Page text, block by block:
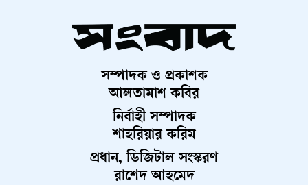
সম্পাদক ও প্রকাশক
আলতামাশ কবির
নির্বাহী সম্পাদক
শাহরিয়ার করিম
প্রধান, ডিজিটাল সংস্করণ
রাশেদ আহমেদ